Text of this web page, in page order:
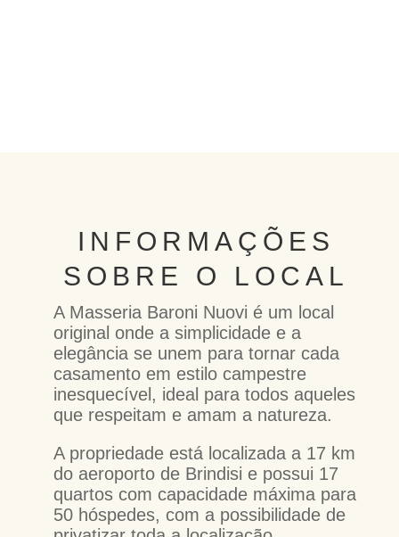
INFORMAÇÕES
SOBRE O LOCAL
A Masseria Baroni Nuovi é um local
original onde a simplicidade e a
elegância se unem para tornar cada
casamento em estilo campestre
inesquecível, ideal para todos aqueles
que respeitam e amam a natureza.
A propriedade está localizada a 17 km
do aeroporto de Brindisi e possui 17
quartos com capacidade máxima para
50 hóspedes, com a possibilidade de